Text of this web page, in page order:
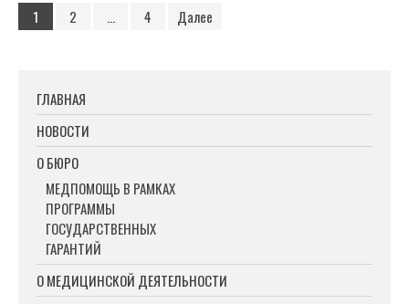
1 2 … 4 Далее
ГЛАВНАЯ
НОВОСТИ
О БЮРО
МЕДПОМОЩЬ В РАМКАХ
ПРОГРАММЫ
ГОСУДАРСТВЕННЫХ
ГАРАНТИЙ
О МЕДИЦИНСКОЙ ДЕЯТЕЛЬНОСТИ